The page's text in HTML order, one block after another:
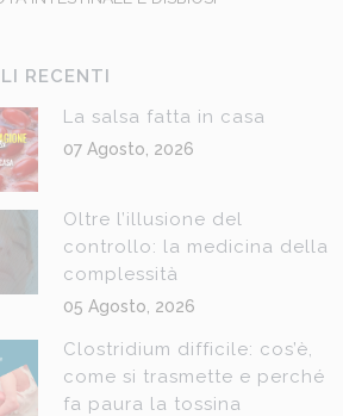
RECENTI
La salsa fatta in casa
07 Agosto, 2026
Oltre l’illusione del
controllo: la medicina della
complessità
05 Agosto, 2026
Clostridium difficile: cos’è,
come si trasmette e perché
fa paura la tossina